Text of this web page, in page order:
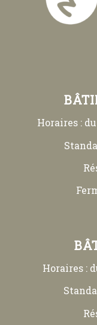
Horaires :
Horaires :